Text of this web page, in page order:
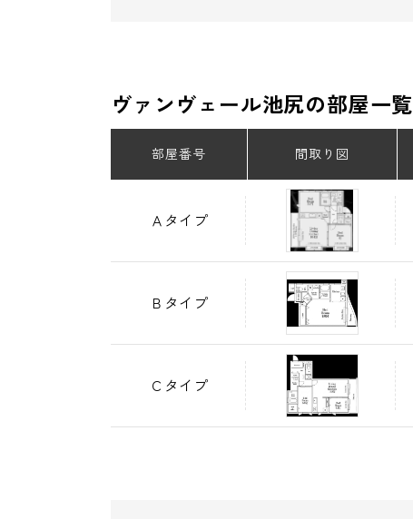
ヴァンヴェール池尻の部屋一覧
部屋番号 間取り図
Ａタイプ
Ｂタイプ
Ｃタイプ